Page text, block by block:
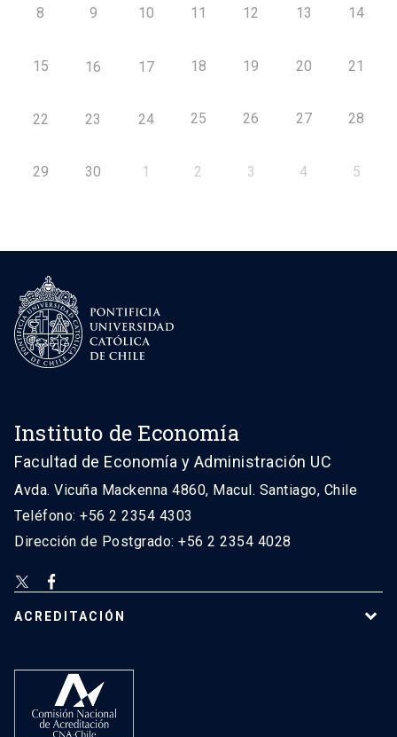
8 9 10 11 12 13 14
15 16 17 18 19 20 21
22 23 24 25 26 27 28
29 30 1 2 3 4 5
Instituto de Economía
Facultad de Economía y Administración UC
Avda. Vicuña Mackenna 4860, Macul. Santiago, Chile
Teléfono: +56 2 2354 4303
Dirección de Postgrado: +56 2 2354 4028
ACREDITACIÓN